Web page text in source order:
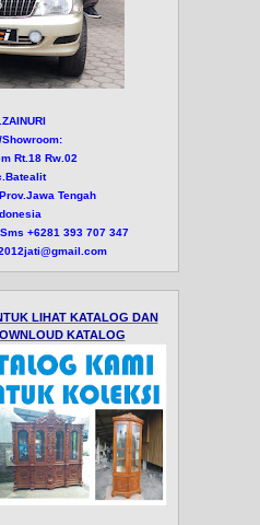
Showroom:
Rt.18 Rw.02
Tengah
+6281 393 707 347
LIHAT KATALOG DAN
KATALOG